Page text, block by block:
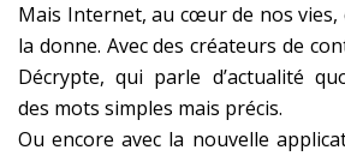
Mais Internet, au cœur de nos
la donne. Avec des créateurs de
Décrypte, qui parle d’actualité
des mots simples mais précis.
Ou encore avec la nouvelle